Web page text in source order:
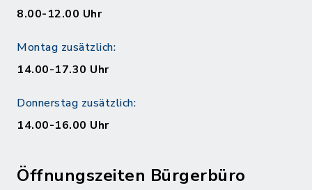
8.00-12.00 Uhr
Montag zusätzlich:
14.00-17.30 Uhr
Donnerstag zusätzlich:
14.00-16.00 Uhr
Öffnungszeiten Bürgerbüro